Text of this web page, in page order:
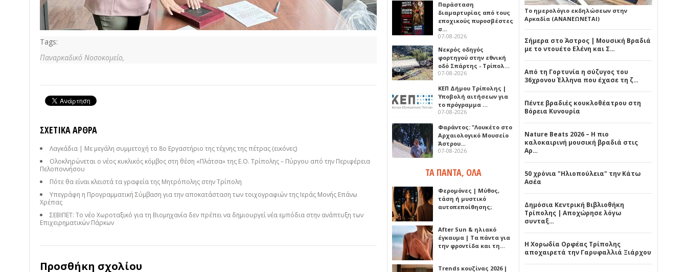
Tags:
Παναρκαδικό Νοσοκομείο,
ΣΧΕΤΙΚΆ ΆΡΘΡΑ
Λαγκάδια | Με μεγάλη συμμετοχή το 8ο Εργαστήριο της τέχνης της πέτρας (εικόνες)
Ολοκληρώνεται ο νέος κυκλικός κόμβος στη θέση «Πλάτσα» της Ε.Ο. Τρίπολης – Πύργου από την Περιφέρεια
Πελοποννήσου
Πότε θα είναι κλειστά τα γραφεία της Μητρόπολης στην Τρίπολη
Υπεγράφη η Προγραμματική Σύμβαση για την αποκατάσταση των τοιχογραφιών της Ιεράς Μονής Επάνω
Χρέπας
ΣΕΒΙΠΕΤ: Το νέο Χωροταξικό για τη Βιομηχανία δεν πρέπει να δημιουργεί νέα εμπόδια στην ανάπτυξη των
Επιχειρηματικών Πάρκων
Προσθήκη σχολίου
Παράσταση
διαμαρτυρίας από τους
εποχικούς πυροσβέστες
σ…
07-08-2026
Νεκρός οδηγός
φορτηγού στην εθνική
οδό Σπάρτης - Τρίπολ…
07-08-2026
ΚΕΠ Δήμου Τρίπολης |
Υποβολή αιτήσεων για
το πρόγραμμα …
07-08-2026
Φαράντος: "Λουκέτο στο
Αρχαιολογικό Μουσείο
Άστρου…
07-08-2026
ΤΑ ΠΑΝΤΑ, ΟΛΑ
Φερομόνες | Μύθος,
τάση ή μυστικό
αυτοπεποίθησης;
After Sun & ηλιακό
έγκαυμα | Τα πάντα για
την φροντίδα και τη…
Trends κουζίνας 2026 |
Το ημερολόγιο εκδηλώσεων στην
Αρκαδία (ΑΝΑΝΕΩΝΕΤΑΙ)
Σήμερα στο Άστρος | Μουσική Βραδιά
με το ντουέτο Ελένη και Σ…
Από τη Γορτυνία η σύζυγος του
36χρονου Έλληνα που έχασε τη ζ…
Πέντε βραδιές κουκλοθέατρου στη
Βόρεια Κυνουρία
Nature Beats 2026 – Η πιο
καλοκαιρινή μουσική βραδιά στις
Αρ…
50 χρόνια "Ηλιοπούλεια" την Κάτω
Ασέα
Δημόσια Κεντρική Βιβλιοθήκη
Τρίπολης | Αποχώρησε λόγω
συνταξ…
Η Χορωδία Ορφέας Τρίπολης
αποχαιρετά την Γαρυφαλλιά Ξιάρχου